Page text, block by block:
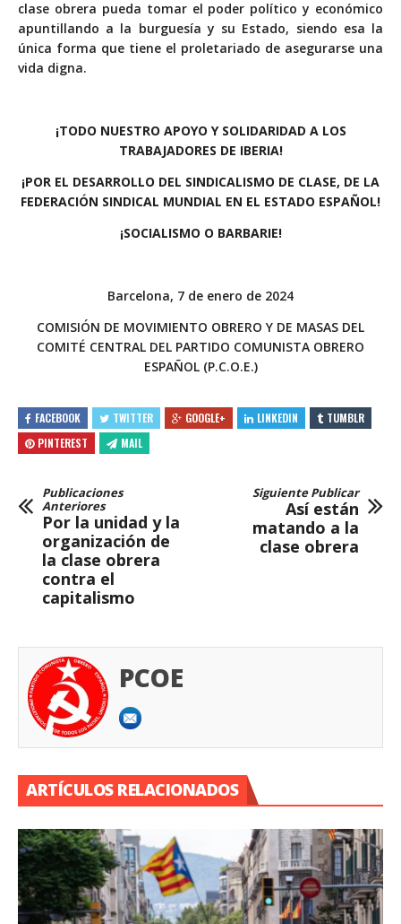
clase obrera pueda tomar el poder político y económico
apuntillando a la burguesía y su Estado, siendo esa la
única forma que tiene el proletariado de asegurarse una
vida digna.
¡TODO NUESTRO APOYO Y SOLIDARIDAD A LOS
TRABAJADORES DE IBERIA!
¡POR EL DESARROLLO DEL SINDICALISMO DE CLASE, DE LA
FEDERACIÓN SINDICAL MUNDIAL EN EL ESTADO ESPAÑOL!
¡SOCIALISMO O BARBARIE!
Barcelona, 7 de enero de 2024
COMISIÓN DE MOVIMIENTO OBRERO Y DE MASAS DEL
COMITÉ CENTRAL DEL PARTIDO COMUNISTA OBRERO
ESPAÑOL (P.C.O.E.)
FACEBOOK TWITTER GOOGLE+ LINKEDIN
TUMBLR
PINTEREST
MAIL
Publicaciones
Anteriores
Por la unidad y la
organización de
la clase obrera
contra el
capitalismo
Siguiente Publicar
Así están
matando a la
clase obrera
PCOE
ARTÍCULOS RELACIONADOS